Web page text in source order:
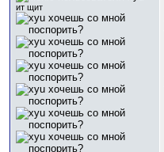
ит щит